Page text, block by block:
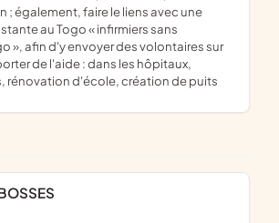
; également, faire le liens avec une
au Togo « infirmiers sans
», afin d'y envoyer des volontaires sur
de l'aide : dans les hôpitaux,
rénovation d'école, création de puits
BOSSES